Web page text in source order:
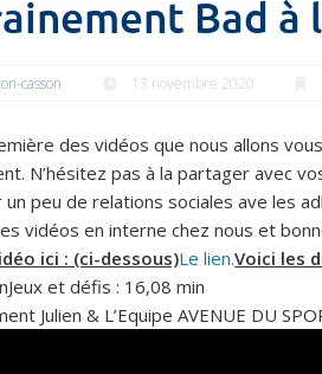
Bad à
casson 13 novembre 2020
des vidéos que nous allons
N’hésitez pas à la partager avec
peu de relations sociales ave les
vidéos en interne chez nous et
ici : (ci-dessous)Le lien.Voici les
et défis : 16,08 min
Julien & L’Equipe AVENUE DU